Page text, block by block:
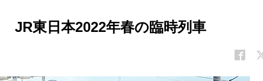
JR東日本2022年春の臨時列車